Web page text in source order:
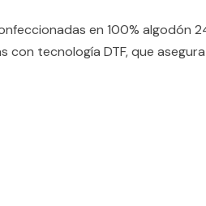
en 100% algodón
con tecnología DTF, que